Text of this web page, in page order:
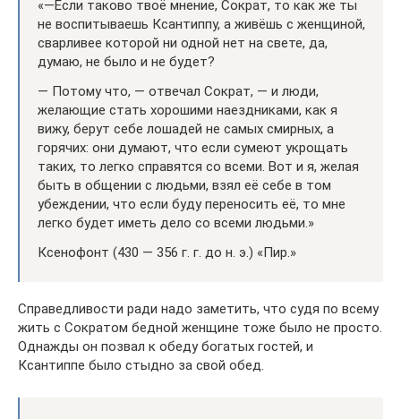
«—Если таково твоё мнение, Сократ, то как же ты
не воспитываешь Ксантиппу, а живёшь с женщиной,
сварливее которой ни одной нет на свете, да,
думаю, не было и не будет?
— Потому что, — отвечал Сократ, — и люди,
желающие стать хорошими наездниками, как я
вижу, берут себе лошадей не самых смирных, а
горячих: они думают, что если сумеют укрощать
таких, то легко справятся со всеми. Вот и я, желая
быть в общении с людьми, взял её себе в том
убеждении, что если буду переносить её, то мне
легко будет иметь дело со всеми людьми.»
Ксенофонт (430 — 356 г. г. до н. э.) «Пир.»
Справедливости ради надо заметить, что судя по всему
жить с Сократом бедной женщине тоже было не просто.
Однажды он позвал к обеду богатых гостей, и
Ксантиппе было стыдно за свой обед.